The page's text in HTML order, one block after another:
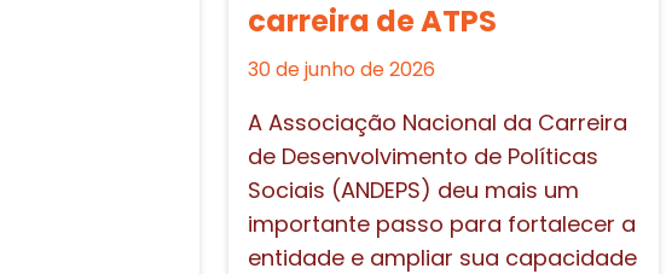
carreira de ATPS
30 de junho de 2026
A Associação Nacional da Carreira
de Desenvolvimento de Políticas
Sociais (ANDEPS) deu mais um
importante passo para fortalecer a
entidade e ampliar sua capacidade